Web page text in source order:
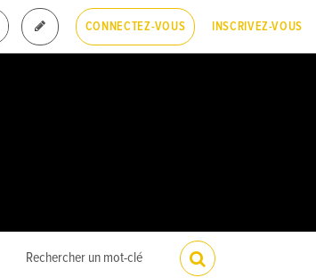
CONNECTEZ-VOUS INSCRIVEZ-VOUS